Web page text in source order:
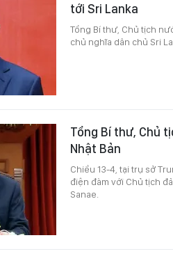
tới Sri Lanka
Tổng Bí thư, Chủ tịch
chủ nghĩa dân chủ Sri
Tổng Bí thư, Chủ
Nhật Bản
Chiều 13-4, tại trụ sở
điện đàm với Chủ tịch
Sanae.